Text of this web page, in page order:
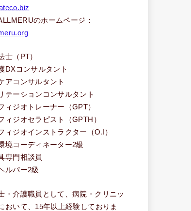
のホームページ：
士（PT）
DXコンサルタント
アコンサルタント
テーションコンサルタント
ィジオトレーナー（GPT）
ィジオセラピスト（GPTH）
ィジオインストラクター（O.I）
境コーディネーター2級
専門相談員
ルパー2級
・介護職員として、病院・クリニッ
おいて、15年以上経験しておりま